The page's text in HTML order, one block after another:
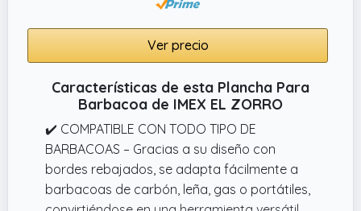
Ver precio
Características de esta Plancha Para
Barbacoa de IMEX EL ZORRO
✔️ COMPATIBLE CON TODO TIPO DE
BARBACOAS – Gracias a su diseño con
bordes rebajados, se adapta fácilmente a
barbacoas de carbón, leña, gas o portátiles,